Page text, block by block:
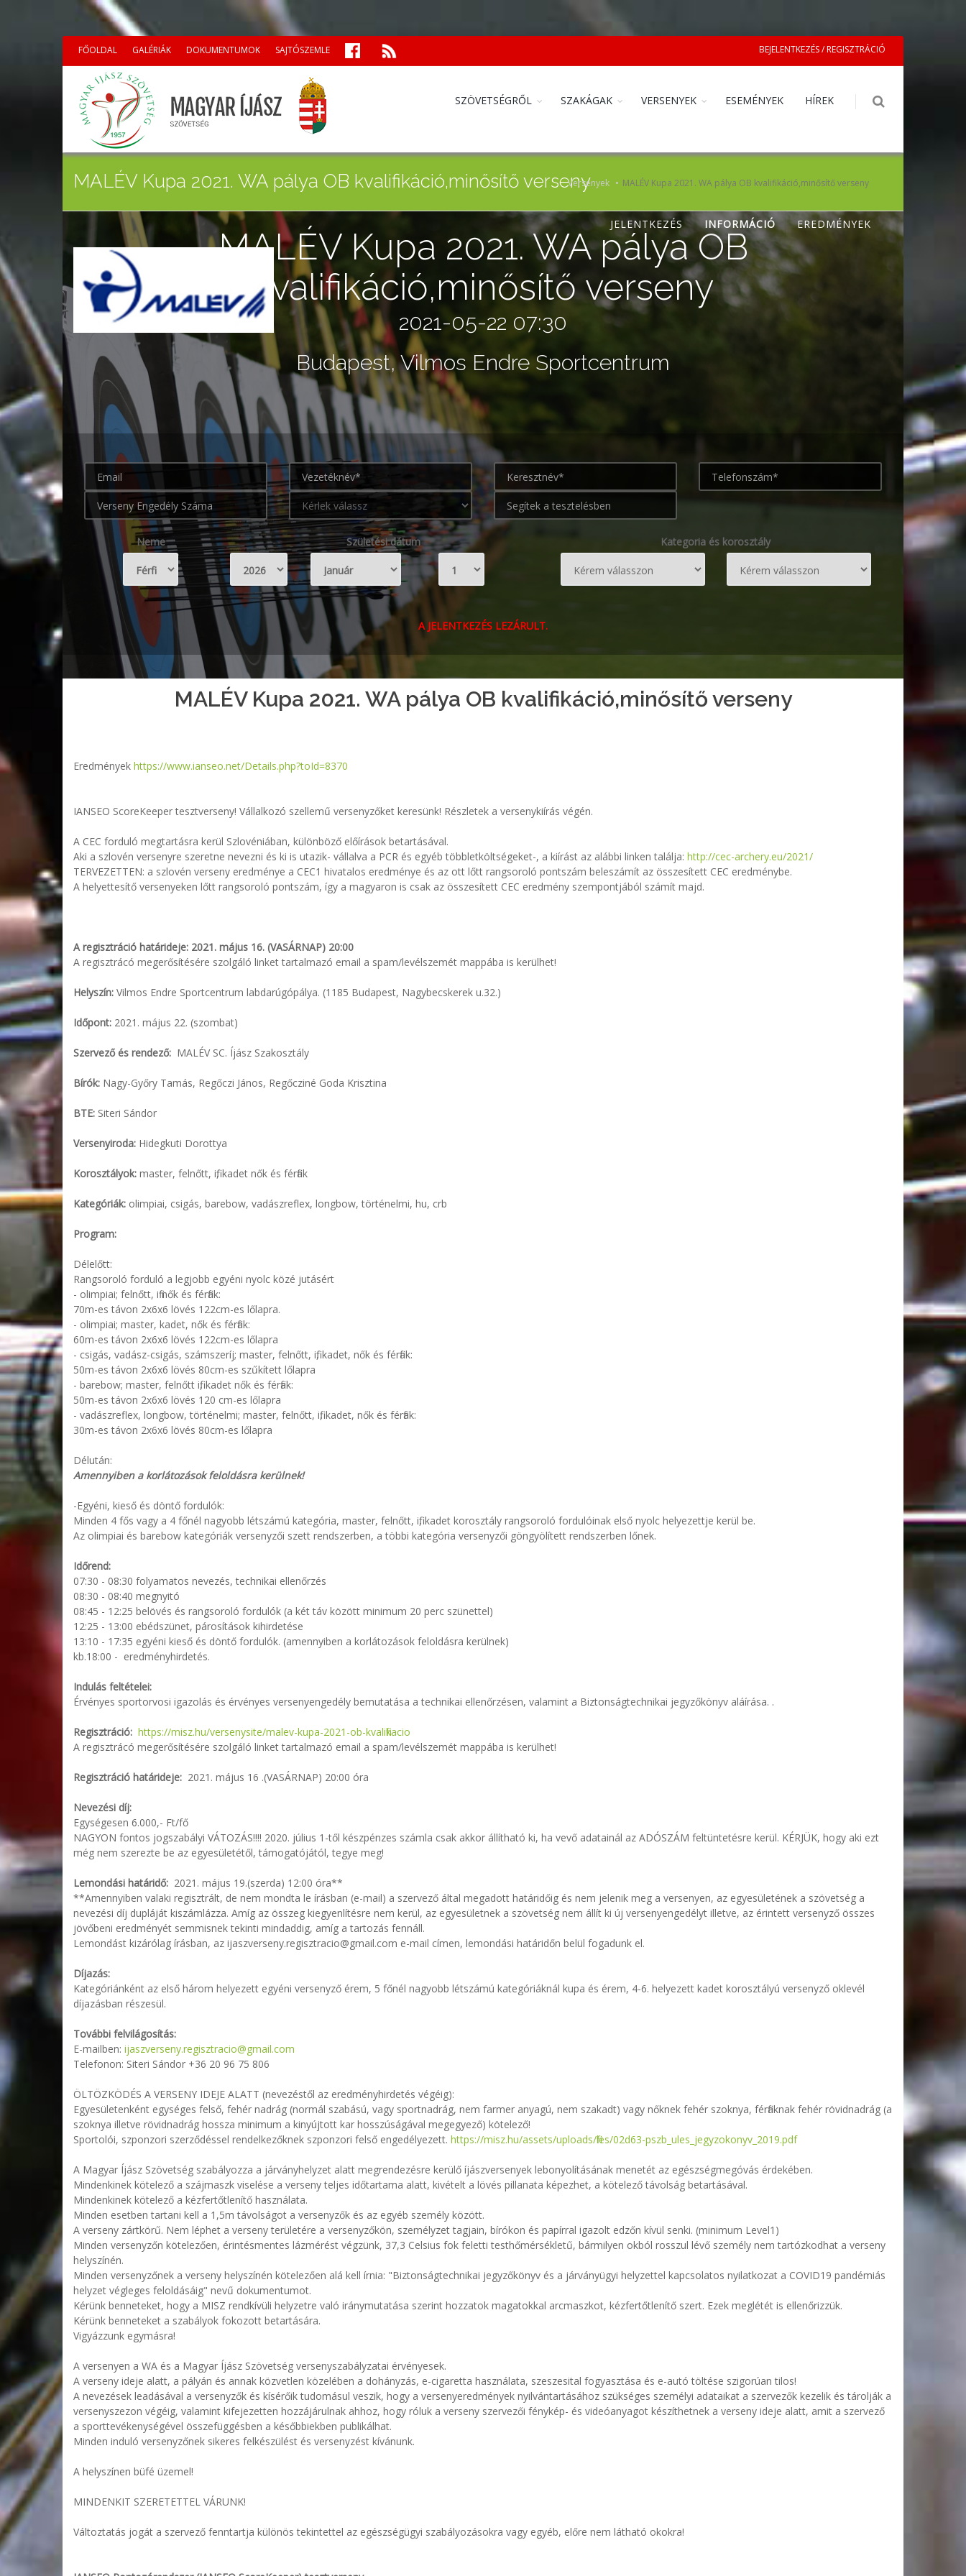
BEJELENTKEZÉS / REGISZTRÁCIÓ
FŐOLDAL GALÉRIÁK DOKUMENTUMOK SAJTÓSZEMLE
SZÖVETSÉGRŐL SZAKÁGAK VERSENYEK ESEMÉNYEK HÍREK
MALÉV Kupa 2021. WA pálya OB kvalifikáció,minősítő verseny
Versenyek MALÉV Kupa 2021. WA pálya OB kvalifikáció,minősítő verseny
JELENTKEZÉS INFORMÁCIÓ EREDMÉNYEK
MALÉV Kupa 2021. WA pálya OB
kvalifikáció,minősítő verseny
2021-05-22 07:30
Budapest, Vilmos Endre Sportcentrum
Neme Születési dátum Kategoria és korosztály
A JELENTKEZÉS LEZÁRULT.
MALÉV Kupa 2021. WA pálya OB kvalifikáció,minősítő verseny
Eredmények https://www.ianseo.net/Details.php?toId=8370
IANSEO ScoreKeeper tesztverseny! Vállalkozó szellemű versenyzőket keresünk! Részletek a versenykiírás végén.
A CEC forduló megtartásra kerül Szlovéniában, különböző előírások betartásával.
Aki a szlovén versenyre szeretne nevezni és ki is utazik- vállalva a PCR és egyéb többletköltségeket-, a kiírást az alábbi linken találja: http://cec-archery.eu/2021/
TERVEZETTEN: a szlovén verseny eredménye a CEC1 hivatalos eredménye és az ott lőtt rangsoroló pontszám beleszámít az összesített CEC eredménybe.
A helyettesítő versenyeken lőtt rangsoroló pontszám, így a magyaron is csak az összesített CEC eredmény szempontjából számít majd.
A regisztráció határideje: 2021. május 16. (VASÁRNAP) 20:00
A regisztrácó megerősítésére szolgáló linket tartalmazó email a spam/levélszemét mappába is kerülhet!
Helyszín: Vilmos Endre Sportcentrum labdarúgópálya. (1185 Budapest, Nagybecskerek u.32.)
Időpont: 2021. május 22. (szombat)
Szervező és rendező: MALÉV SC. Íjász Szakosztály
Bírók: Nagy-Győry Tamás, Regőczi János, Regőcziné Goda Krisztina
BTE: Siteri Sándor
Versenyiroda: Hidegkuti Dorottya
Korosztályok: master, felnőtt, ifi, kadet nők és férfiak
Kategóriák: olimpiai, csigás, barebow, vadászreflex, longbow, történelmi, hu, crb
Program:
Délelőtt:
Rangsoroló forduló a legjobb egyéni nyolc közé jutásért
- olimpiai; felnőtt, ifi nők és férfiak:
70m-es távon 2x6x6 lövés 122cm-es lőlapra.
- olimpiai; master, kadet, nők és férfiak:
60m-es távon 2x6x6 lövés 122cm-es lőlapra
- csigás, vadász-csigás, számszeríj; master, felnőtt, ifi, kadet, nők és férfiak:
50m-es távon 2x6x6 lövés 80cm-es szűkített lőlapra
- barebow; master, felnőtt ifi, kadet nők és férfiak:
50m-es távon 2x6x6 lövés 120 cm-es lőlapra
- vadászreflex, longbow, történelmi; master, felnőtt, ifi, kadet, nők és férfiak:
30m-es távon 2x6x6 lövés 80cm-es lőlapra
Délután:
Amennyiben a korlátozások feloldásra kerülnek!
-Egyéni, kieső és döntő fordulók:
Minden 4 fős vagy a 4 főnél nagyobb létszámú kategória, master, felnőtt, ifi, kadet korosztály rangsoroló fordulóinak első nyolc helyezettje kerül be.
Az olimpiai és barebow kategóriák versenyzői szett rendszerben, a többi kategória versenyzői göngyölített rendszerben lőnek.
Időrend:
07:30 - 08:30 folyamatos nevezés, technikai ellenőrzés
08:30 - 08:40 megnyitó
08:45 - 12:25 belövés és rangsoroló fordulók (a két táv között minimum 20 perc szünettel)
12:25 - 13:00 ebédszünet, párosítások kihirdetése
13:10 - 17:35 egyéni kieső és döntő fordulók. (amennyiben a korlátozások feloldásra kerülnek)
kb.18:00 - eredményhirdetés.
Indulás feltételei:
Érvényes sportorvosi igazolás és érvényes versenyengedély bemutatása a technikai ellenőrzésen, valamint a Biztonságtechnikai jegyzőkönyv aláírása. .
Regisztráció: https://misz.hu/versenysite/malev-kupa-2021-ob-kvalifikacio
A regisztrácó megerősítésére szolgáló linket tartalmazó email a spam/levélszemét mappába is kerülhet!
Regisztráció határideje: 2021. május 16 .(VASÁRNAP) 20:00 óra
Nevezési díj:
Egységesen 6.000,- Ft/fő
NAGYON fontos jogszabályi VÁTOZÁS!!!! 2020. július 1-től készpénzes számla csak akkor állítható ki, ha vevő adatainál az ADÓSZÁM feltüntetésre kerül. KÉRJÜK, hogy aki ezt
még nem szerezte be az egyesületétől, támogatójától, tegye meg!
Lemondási határidő: 2021. május 19.(szerda) 12:00 óra**
**Amennyiben valaki regisztrált, de nem mondta le írásban (e-mail) a szervező által megadott határidőig és nem jelenik meg a versenyen, az egyesületének a szövetség a
nevezési díj dupláját kiszámlázza. Amíg az összeg kiegyenlítésre nem kerül, az egyesületnek a szövetség nem állít ki új versenyengedélyt illetve, az érintett versenyző összes
jövőbeni eredményét semmisnek tekinti mindaddig, amíg a tartozás fennáll.
Lemondást kizárólag írásban, az ijaszverseny.regisztracio@gmail.com e-mail címen, lemondási határidőn belül fogadunk el.
Díjazás:
Kategóriánként az első három helyezett egyéni versenyző érem, 5 főnél nagyobb létszámú kategóriáknál kupa és érem, 4-6. helyezett kadet korosztályú versenyző oklevél
díjazásban részesül.
További felvilágosítás:
E-mailben: ijaszverseny.regisztracio@gmail.com
Telefonon: Siteri Sándor +36 20 96 75 806
ÖLTÖZKÖDÉS A VERSENY IDEJE ALATT (nevezéstől az eredményhirdetés végéig):
Egyesületenként egységes felső, fehér nadrág (normál szabású, vagy sportnadrág, nem farmer anyagú, nem szakadt) vagy nőknek fehér szoknya, férfiaknak fehér rövidnadrág (a
szoknya illetve rövidnadrág hossza minimum a kinyújtott kar hosszúságával megegyező) kötelező!
Sportolói, szponzori szerződéssel rendelkezőknek szponzori felső engedélyezett. https://misz.hu/assets/uploads/files/02d63-pszb_ules_jegyzokonyv_2019.pdf
A Magyar Íjász Szövetség szabályozza a járványhelyzet alatt megrendezésre kerülő íjászversenyek lebonyolításának menetét az egészségmegóvás érdekében.
Mindenkinek kötelező a szájmaszk viselése a verseny teljes időtartama alatt, kivételt a lövés pillanata képezhet, a kötelező távolság betartásával.
Mindenkinek kötelező a kézfertőtlenítő használata.
Minden esetben tartani kell a 1,5m távolságot a versenyzők és az egyéb személy között.
A verseny zártkörű. Nem léphet a verseny területére a versenyzőkön, személyzet tagjain, bírókon és papírral igazolt edzőn kívül senki. (minimum Level1)
Minden versenyzőn kötelezően, érintésmentes lázmérést végzünk, 37,3 Celsius fok feletti testhőmérsékletű, bármilyen okból rosszul lévő személy nem tartózkodhat a verseny
helyszínén.
Minden versenyzőnek a verseny helyszínén kötelezően alá kell írnia: "Biztonságtechnikai jegyzőkönyv és a járványügyi helyzettel kapcsolatos nyilatkozat a COVID19 pandémiás
helyzet végleges feloldásáig" nevű dokumentumot.
Kérünk benneteket, hogy a MISZ rendkívüli helyzetre való iránymutatása szerint hozzatok magatokkal arcmaszkot, kézfertőtlenítő szert. Ezek meglétét is ellenőrizzük.
Kérünk benneteket a szabályok fokozott betartására.
Vigyázzunk egymásra!
A versenyen a WA és a Magyar Íjász Szövetség versenyszabályzatai érvényesek.
A verseny ideje alatt, a pályán és annak közvetlen közelében a dohányzás, e-cigaretta használata, szeszesital fogyasztása és e-autó töltése szigorúan tilos!
A nevezések leadásával a versenyzők és kísérőik tudomásul veszik, hogy a versenyeredmények nyilvántartásához szükséges személyi adataikat a szervezők kezelik és tárolják a
versenyszezon végéig, valamint kifejezetten hozzájárulnak ahhoz, hogy róluk a verseny szervezői fénykép- és videóanyagot készíthetnek a verseny ideje alatt, amit a szervező
a sporttevékenységével összefüggésben a későbbiekben publikálhat.
Minden induló versenyzőnek sikeres felkészülést és versenyzést kívánunk.
A helyszínen büfé üzemel!
MINDENKIT SZERETETTEL VÁRUNK!
Változtatás jogát a szervező fenntartja különös tekintettel az egészségügyi szabályozásokra vagy egyéb, előre nem látható okokra!